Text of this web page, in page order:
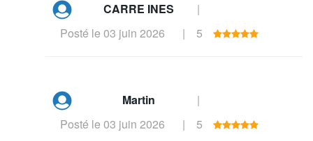
CARRE INES
|
Posté le 03 juin 2026
| 5
Martin
|
Posté le 03 juin 2026
| 5